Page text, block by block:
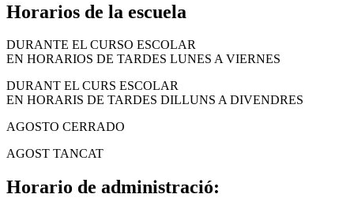
Horarios de la escuela
DURANTE EL CURSO ESCOLAR
EN HORARIOS DE TARDES LUNES A VIERNES
DURANT EL CURS ESCOLAR
EN HORARIS DE TARDES DILLUNS A DIVENDRES
AGOSTO CERRADO
AGOST TANCAT
Horario de administració: